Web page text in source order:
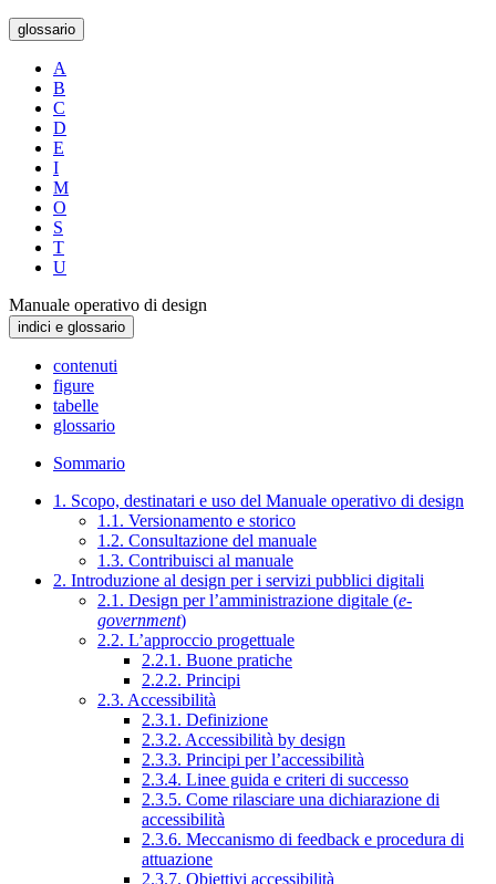
glossario
A
B
C
D
E
I
M
O
S
T
U
Manuale operativo di design
indici e glossario
contenuti
figure
tabelle
glossario
Sommario
1. Scopo, destinatari e uso del Manuale operativo di design
1.1. Versionamento e storico
1.2. Consultazione del manuale
1.3. Contribuisci al manuale
2. Introduzione al design per i servizi pubblici digitali
2.1. Design per l’amministrazione digitale (e-
government)
2.2. L’approccio progettuale
2.2.1. Buone pratiche
2.2.2. Principi
2.3. Accessibilità
2.3.1. Definizione
2.3.2. Accessibilità by design
2.3.3. Principi per l’accessibilità
2.3.4. Linee guida e criteri di successo
2.3.5. Come rilasciare una dichiarazione di
accessibilità
2.3.6. Meccanismo di feedback e procedura di
attuazione
2.3.7. Obiettivi accessibilità